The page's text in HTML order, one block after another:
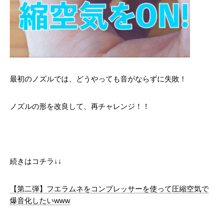
最初のノズルでは、どうやっても音がならずに失敗！
ノズルの形を改良して、再チャレンジ！！
続きはコチラ↓↓
【第二弾】フエラムネをコンプレッサーを使って圧縮空気で
爆音化したいwww